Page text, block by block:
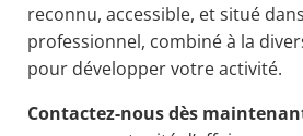
reconnu, accessible, et situé
professionnel, combiné à la
pour développer votre activité.
Contactez-nous dès